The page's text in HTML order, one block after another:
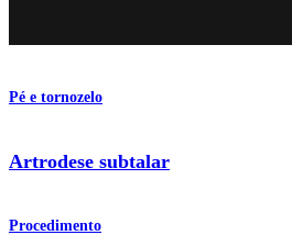
Pé e tornozelo
Artrodese subtalar
Procedimento